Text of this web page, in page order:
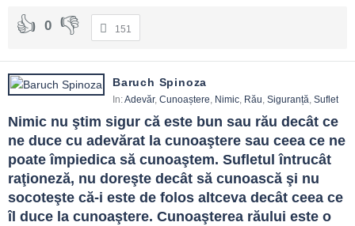
0 151
Baruch Spinoza
In:Adevăr, Cunoaștere, Nimic, Rău, Siguranță, Suflet
Nimic nu ştim sigur că este bun sau rău decât ce
ne duce cu adevărat la cunoaştere sau ceea ce ne
poate împiedica să cunoaştem. Sufletul întrucât
raţioneză, nu doreşte decât să cunoască şi nu
socoteşte că-i este de folos altceva decât ceea ce
îl duce la cunoaştere. Cunoaşterea răului este o